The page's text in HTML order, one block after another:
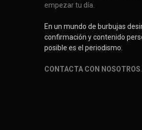
empezar tu día.
En un mundo de burbujas
confirmación y contenido
posible es el periodismo.
CONTACTA CON NOSOTROS